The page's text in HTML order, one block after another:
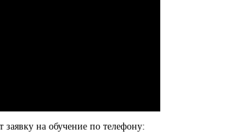
на обучение по телефону: